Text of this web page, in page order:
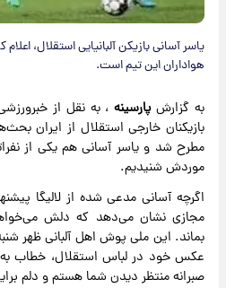
یاسر آسانی بازیکن آلبانیایی استقلال،
هواداران این تیم است.
به گزارشپارسینه، به نقل از
بازیکنان خارجی استقلال از ایران
مطرح شد و یاسر آسانی هم یکی از
موردش شنیدیم.
اگرچه آسانی مدعی شده از لالیگا
مجازی نشان می‌دهد که دلش
عکس خود در لباس استقلال، خطاب
صبرانه منتظر دیدن شما هستم و دلم